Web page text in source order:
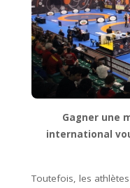
Gagner une
international
Toutefois, les